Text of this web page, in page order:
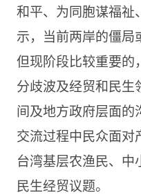
和平、为同胞谋福祉
示，当前两岸的僵局
但现阶段比较重要的
分歧波及经贸和民生
间及地方政府层面的
交流过程中民众面对
台湾基层农渔民、
民生经贸议题。